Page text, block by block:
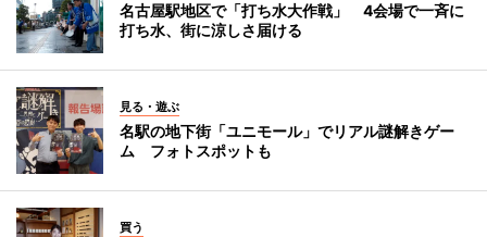
名古屋駅地区で「打ち水大作戦」 4会場で一斉に
打ち水、街に涼しさ届ける
見る・遊ぶ
名駅の地下街「ユニモール」でリアル謎解きゲー
ム フォトスポットも
買う